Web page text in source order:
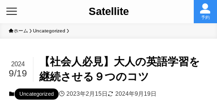
Satellite 予約
ホーム Uncategorized
【社会人必見】大人の英語学習を
継続させる９つのコツ
2024
9/19
Uncategorized 2023年2月15日 2024年9月19日